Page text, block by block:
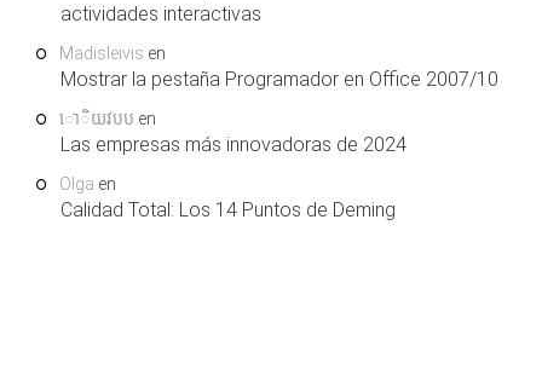
actividades interactivas
Madisleivis en
Mostrar la pestaña Programador en Office 2007/10
ោិយវបប en
Las empresas más innovadoras de 2024
Olga en
Calidad Total: Los 14 Puntos de Deming